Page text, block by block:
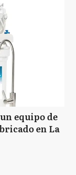
equipo de
en La